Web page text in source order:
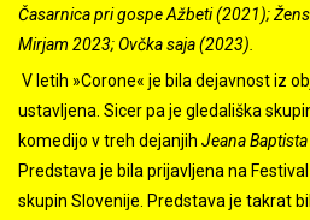
Časarnica pri gospe Ažbeti (2021);
Mirjam 2023; Ovčka saja (2023).
V letih »Corone« je bila dejavnost iz
ustavljena. Sicer pa je gledališka
komedijo v treh dejanjih Jeana
Predstava je bila prijavljena na
skupin Slovenije. Predstava je takrat